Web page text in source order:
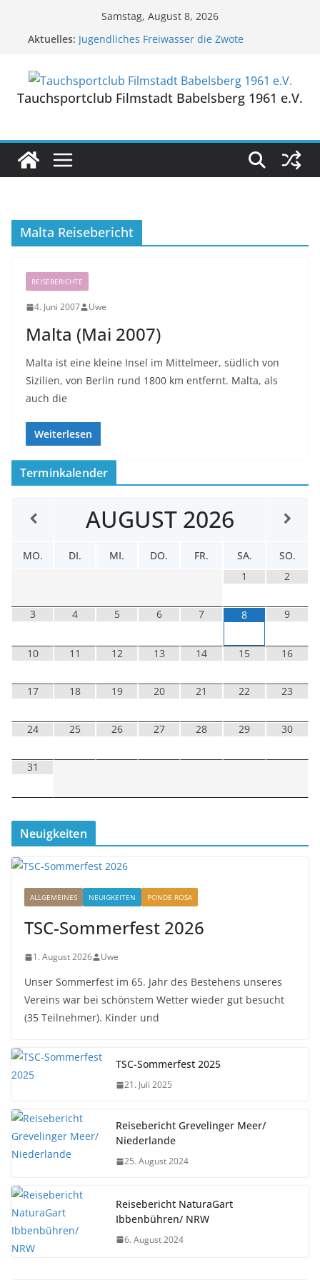
Samstag, August 8, 2026
Aktuelles: Jugendliches Freiwasser die Zwote
Reisebericht Grevelinger Meer/ Niederlande
Reisebericht NaturaGart Ibbenbühren/ NRW
Tauchsportclub Filmstadt Babelsberg 1961 e.V.
Malta Reisebericht
REISEBERICHTE
4. Juni 2007 Uwe
Malta (Mai 2007)
Malta ist eine kleine Insel im Mittelmeer, südlich von
Sizilien, von Berlin rund 1800 km entfernt. Malta, als
auch die
Weiterlesen
Terminkalender
AUGUST 2026
MO. DI. MI. DO. FR. SA.
SO.
1
2
3 4 5 6 7 8 9
10 11 12 13 14 15 16
17 18 19 20 21 22 23
24 25 26 27 28 29 30
31
Neuigkeiten
ALLGEMEINES NEUIGKEITEN PONDE ROSA
TSC-Sommerfest 2026
1. August 2026 Uwe
Unser Sommerfest im 65. Jahr des Bestehens unseres
Vereins war bei schönstem Wetter wieder gut besucht
(35 Teilnehmer). Kinder und
TSC-Sommerfest 2025
21. Juli 2025
Reisebericht Grevelinger Meer/
Niederlande
25. August 2024
Reisebericht NaturaGart
Ibbenbühren/ NRW
6. August 2024